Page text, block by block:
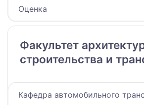
Оценка
Факультет
строительства и
Кафедра автомобильного